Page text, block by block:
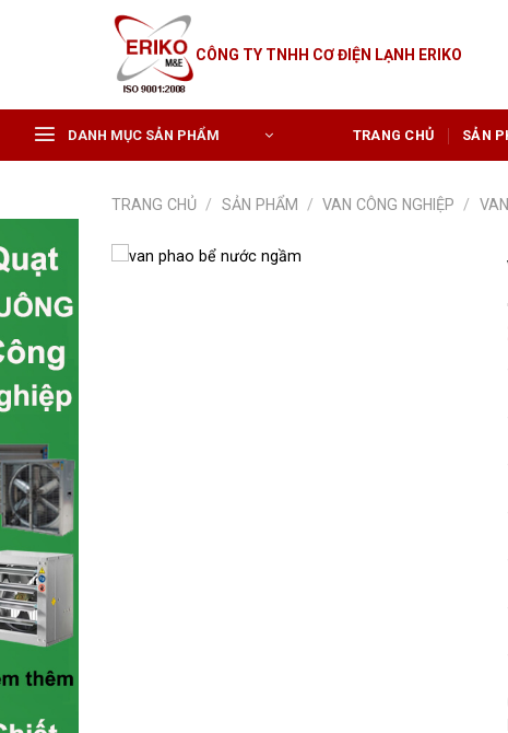
CÔNG TY TNHH CƠ ĐIỆN LẠNH ERIKO
DANH MỤC SẢN PHẨM TRANG CHỦ SẢN
TRANG CHỦ / SẢN PHẨM / VAN CÔNG NGHIỆP /